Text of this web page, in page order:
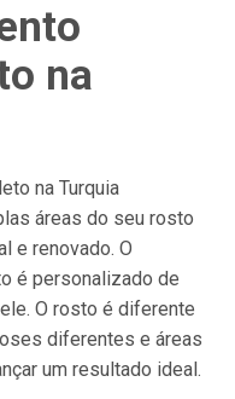
na
na Turquia
áreas do seu rosto
e renovado. O
é personalizado de
O rosto é diferente
diferentes e áreas
um resultado ideal.